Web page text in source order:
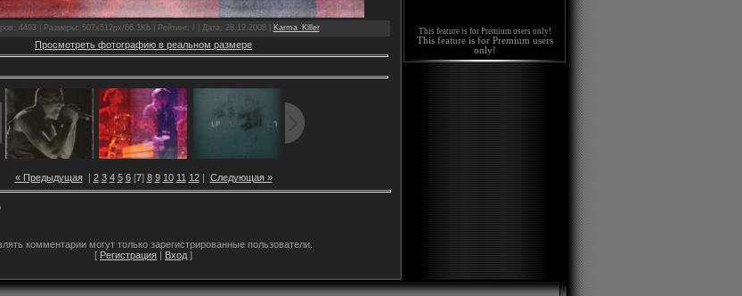
4493 | Размеры: 507x512px/66.3Kb | Рейтинг: / | Дата: 28.12.2008 | Karma_Killer
Просмотреть фотографию в реальном размере
« Предыдущая| 2 3 4 5 6[7] 8 9 10 11 12| Следующая »
комментарии могут только зарегистрированные пользователи.
[ Регистрация Вход ]
This feature is for Premium users only!
This feature is for Premium users
only!